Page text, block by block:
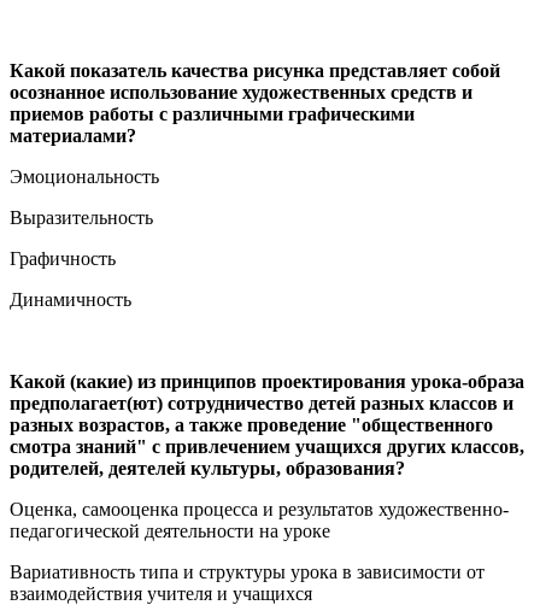
Какой показатель качества рисунка представляет собой
осознанное использование художественных средств и
приемов работы с различными графическими
материалами?
Эмоциональность
Выразительность
Графичность
Динамичность
Какой (какие) из принципов проектирования урока-образа
предполагает(ют) сотрудничество детей разных классов и
разных возрастов, а также проведение "общественного
смотра знаний" с привлечением учащихся других классов,
родителей, деятелей культуры, образования?
Оценка, самооценка процесса и результатов художественно-
педагогической деятельности на уроке
Вариативность типа и структуры урока в зависимости от
взаимодействия учителя и учащихся